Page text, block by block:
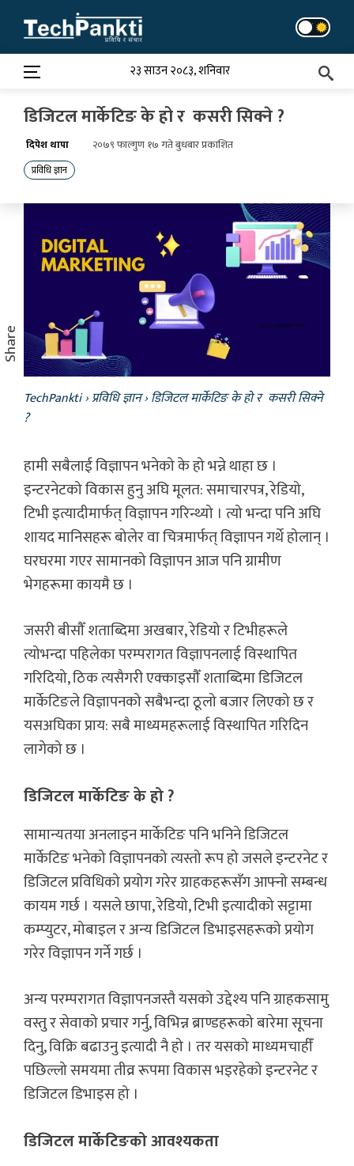
content
२३ साउन २०८३, शनिवार
डिजिटल मार्केटिङ के हो र कसरी सिक्ने ?
दिपेश थापा २०७९ फाल्गुण १७ गते बुधबार प्रकाशित
प्रविधि ज्ञान
TechPankti›प्रविधि ज्ञान›डिजिटल मार्केटिङ के हो र कसरी सिक्ने
?
हामी सबैलाई विज्ञापन भनेको के हो भन्ने थाहा छ ।
इन्टरनेटको विकास हुनु अघि मूलत: समाचारपत्र, रेडियो,
टिभी इत्यादीमार्फत् विज्ञापन गरिन्थ्यो । त्यो भन्दा पनि अघि
शायद मानिसहरू बोलेर वा चित्रमार्फत् विज्ञापन गर्थे होलान् ।
घरघरमा गएर सामानको विज्ञापन आज पनि ग्रामीण
भेगहरूमा कायमै छ ।
जसरी बीसौँ शताब्दिमा अखबार, रेडियो र टिभीहरूले
त्योभन्दा पहिलेका परम्परागत विज्ञापनलाई विस्थापित
गरिदियो, ठिक त्यसैगरी एक्काइसौँ शताब्दिमा डिजिटल
मार्केटिङले विज्ञापनको सबैभन्दा ठूलो बजार लिएको छ र
यसअघिका प्राय: सबै माध्यमहरूलाई विस्थापित गरिदिन
लागेको छ ।
डिजिटल मार्केटिङ के हो ?
सामान्यतया अनलाइन मार्केटिङ पनि भनिने डिजिटल
मार्केटिङ भनेको विज्ञापनको त्यस्तो रूप हो जसले इन्टरनेट र
डिजिटल प्रविधिको प्रयोग गरेर ग्राहकहरूसँग आफ्नो सम्बन्ध
कायम गर्छ । यसले छापा, रेडियो, टिभी इत्यादीको सट्टामा
कम्प्युटर, मोबाइल र अन्य डिजिटल डिभाइसहरूको प्रयोग
गरेर विज्ञापन गर्ने गर्छ ।
अन्य परम्परागत विज्ञापनजस्तै यसको उद्देश्य पनि ग्राहकसामु
वस्तु र सेवाको प्रचार गर्नु, विभिन्न ब्राण्डहरूको बारेमा सूचना
दिनु, विक्रि बढाउनु इत्यादी नै हो । तर यसको माध्यमचाहीँ
पछिल्लो समयमा तीव्र रूपमा विकास भइरहेको इन्टरनेट र
डिजिटल डिभाइस हो ।
डिजिटल मार्केटिङको आवश्यकता